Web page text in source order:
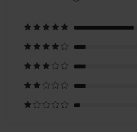
Baserat
på
86
betyg